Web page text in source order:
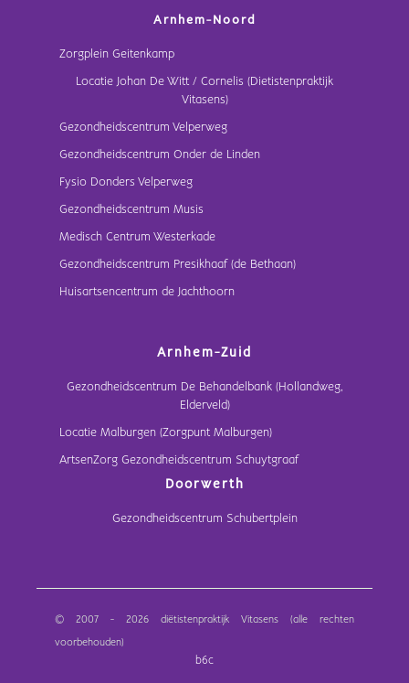
Arnhem-Noord
Zorgplein Geitenkamp
Locatie Johan De Witt / Cornelis (Dietistenpraktijk
Vitasens)
Gezondheidscentrum Velperweg
Gezondheidscentrum Onder de Linden
Fysio Donders Velperweg
Gezondheidscentrum Musis
Medisch Centrum Westerkade
Gezondheidscentrum Presikhaaf (de Bethaan)
Huisartsencentrum de Jachthoorn
Arnhem-Zuid
Gezondheidscentrum De Behandelbank (Hollandweg,
Elderveld)
Locatie Malburgen (Zorgpunt Malburgen)
ArtsenZorg Gezondheidscentrum Schuytgraaf
Doorwerth
Gezondheidscentrum Schubertplein
© 2007 - 2026 diëtistenpraktijk Vitasens (alle rechten
voorbehouden)
b6c